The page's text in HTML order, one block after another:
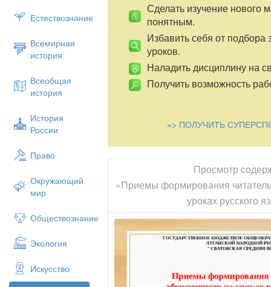
Естествознание
Всемирная
история
Всеобщая
история
История
России
Право
Окружающий
мир
Обществознание
Экология
Искусство
Сделать изучение нового
понятным.
Избавить себя от подбора
уроков.
Наладить дисциплину на
Получить возможность
=> ПОЛУЧИТЬ
Просмотр
«Приемы формирования
уроках русского